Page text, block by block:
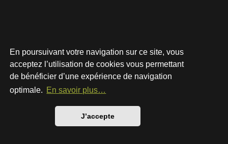
En poursuivant votre navigation sur ce site, vous
acceptez l’utilisation de cookies vous permettant
de bénéficier d’une expérience de navigation
optimale. En savoir plus…
J’accepte
Développé parphpBB® Forum Software © phpBB Limited
Style par
Traduction française officielle